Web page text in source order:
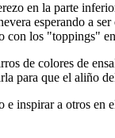
en la parte
esperando a
con los "toppings"
de colores de
para que el aliño
e inspirar a otros en